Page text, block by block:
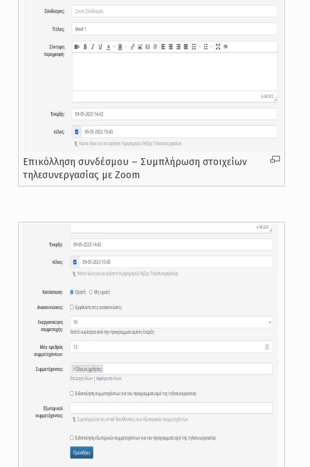
Επικόλληση συνδέσμου – Συμπλήρωση στοιχείων
τηλεσυνεργασίας με Zoom